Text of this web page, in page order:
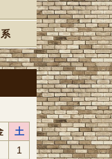
土
1